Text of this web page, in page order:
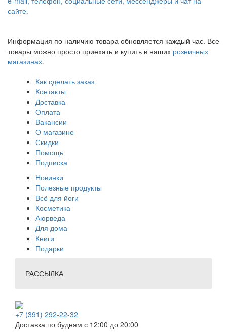
сайте.
Информация по наличию товара обновляется каждый час. Все
товары можно просто приехать и купить в наших розничных
магазинах.
Как сделать заказ
Контакты
Доставка
Оплата
Вакансии
О магазине
Скидки
Помощь
Подписка
Новинки
Полезные продукты
Всё для йоги
Косметика
Аюрведа
Для дома
Книги
Подарки
РАССЫЛКА
+7 (391) 292-22-32
Доставка по будням с 12:00 до 20:00